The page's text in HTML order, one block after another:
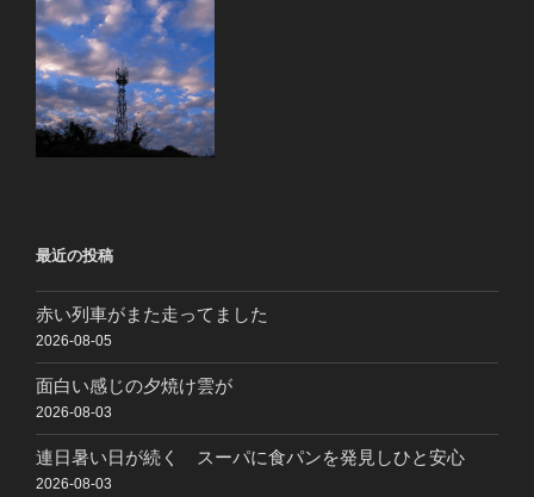
最近の投稿
赤い列車がまた走ってました
2026-08-05
面白い感じの夕焼け雲が
2026-08-03
連日暑い日が続く スーパに食パンを発見しひと安心
2026-08-03